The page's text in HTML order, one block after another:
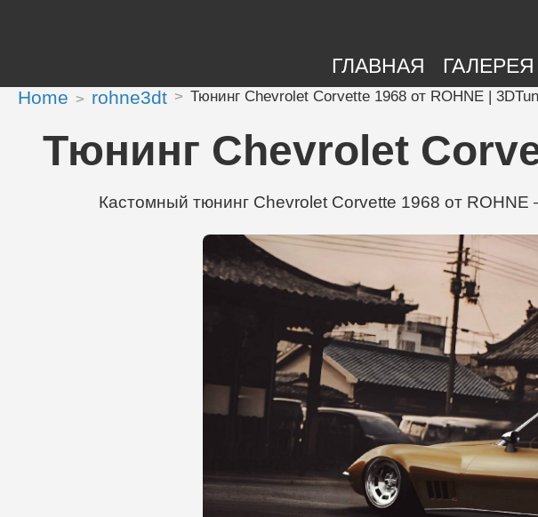
ГЛАВНАЯ ГАЛЕРЕЯ
Home rohne3dt Тюнинг Chevrolet Corvette 1968 от ROHNE |
Тюнинг Chevrolet
Кастомный тюнинг Chevrolet Corvette 1968 от